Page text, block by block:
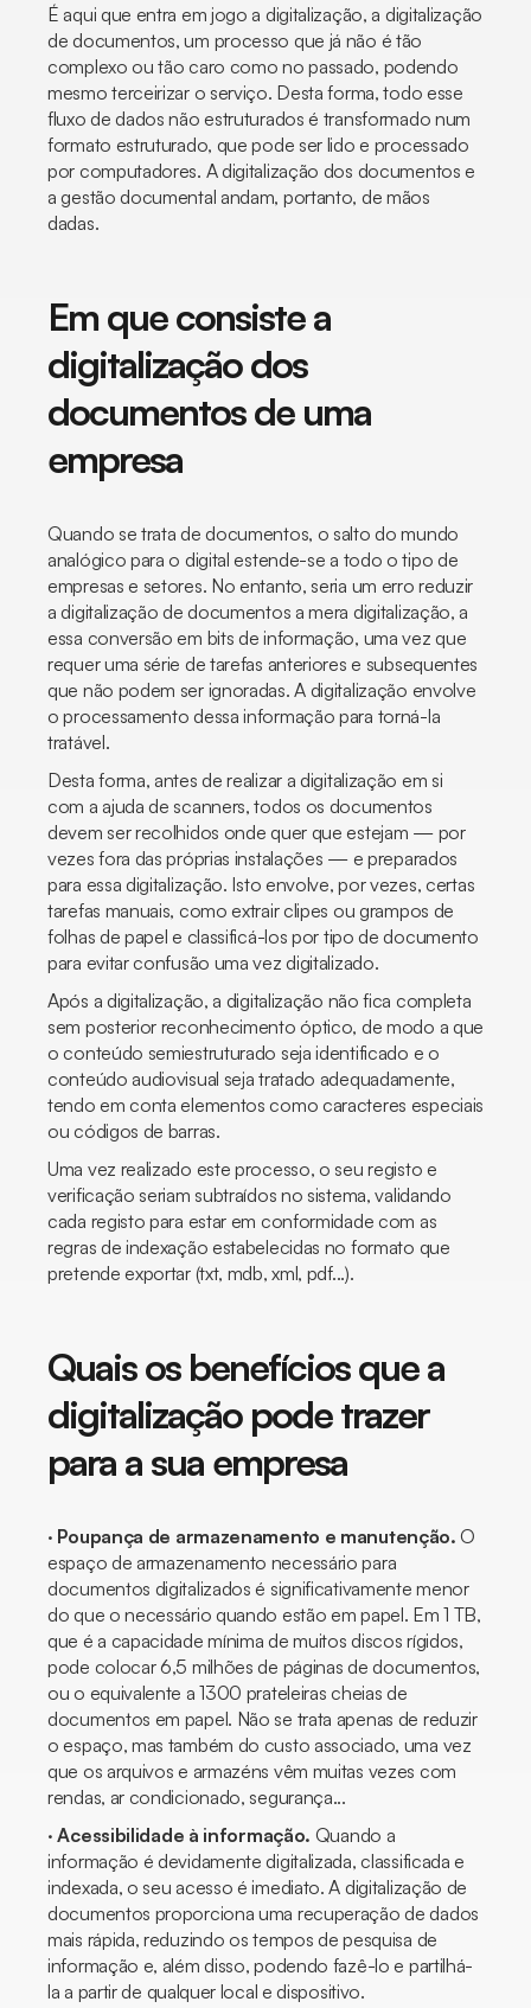
É aqui que entra em jogo a digitalização, a digitalização
de documentos, um processo que já não é tão
complexo ou tão caro como no passado, podendo
mesmo terceirizar o serviço. Desta forma, todo esse
fluxo de dados não estruturados é transformado num
formato estruturado, que pode ser lido e processado
por computadores. A digitalização dos documentos e
a gestão documental andam, portanto, de mãos
dadas.
Em que consiste a
digitalização dos
documentos de uma
empresa
Quando se trata de documentos, o salto do mundo
analógico para o digital estende-se a todo o tipo de
empresas e setores. No entanto, seria um erro reduzir
a digitalização de documentos a mera digitalização, a
essa conversão em bits de informação, uma vez que
requer uma série de tarefas anteriores e subsequentes
que não podem ser ignoradas. A digitalização envolve
o processamento dessa informação para torná-la
tratável.
Desta forma, antes de realizar a digitalização em si
com a ajuda de scanners, todos os documentos
devem ser recolhidos onde quer que estejam — por
vezes fora das próprias instalações — e preparados
para essa digitalização. Isto envolve, por vezes, certas
tarefas manuais, como extrair clipes ou grampos de
folhas de papel e classificá-los por tipo de documento
para evitar confusão uma vez digitalizado.
Após a digitalização, a digitalização não fica completa
sem posterior reconhecimento óptico, de modo a que
o conteúdo semiestruturado seja identificado e o
conteúdo audiovisual seja tratado adequadamente,
tendo em conta elementos como caracteres especiais
ou códigos de barras.
Uma vez realizado este processo, o seu registo e
verificação seriam subtraídos no sistema, validando
cada registo para estar em conformidade com as
regras de indexação estabelecidas no formato que
pretende exportar (txt, mdb, xml, pdf...).
Quais os benefícios que a
digitalização pode trazer
para a sua empresa
· Poupança de armazenamento e manutenção. O
espaço de armazenamento necessário para
documentos digitalizados é significativamente menor
do que o necessário quando estão em papel. Em 1 TB,
que é a capacidade mínima de muitos discos rígidos,
pode colocar 6,5 milhões de páginas de documentos,
ou o equivalente a 1300 prateleiras cheias de
documentos em papel. Não se trata apenas de reduzir
o espaço, mas também do custo associado, uma vez
que os arquivos e armazéns vêm muitas vezes com
rendas, ar condicionado, segurança...
·Acessibilidade à informação. Quando a
informação é devidamente digitalizada, classificada e
indexada, o seu acesso é imediato. A digitalização de
documentos proporciona uma recuperação de dados
mais rápida, reduzindo os tempos de pesquisa de
informação e, além disso, podendo fazê-lo e partilhá-
la a partir de qualquer local e dispositivo.